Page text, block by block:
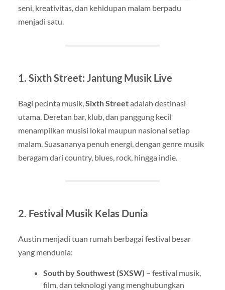
seni, kreativitas, dan kehidupan malam berpadu
menjadi satu.
1. Sixth Street: Jantung Musik Live
Bagi pecinta musik, Sixth Streetadalah destinasi
utama. Deretan bar, klub, dan panggung kecil
menampilkan musisi lokal maupun nasional setiap
malam. Suasananya penuh energi, dengan genre musik
beragam dari country, blues, rock, hingga indie.
2. Festival Musik Kelas Dunia
Austin menjadi tuan rumah berbagai festival besar
yang mendunia:
South by Southwest (SXSW) – festival musik,
film, dan teknologi yang menghubungkan